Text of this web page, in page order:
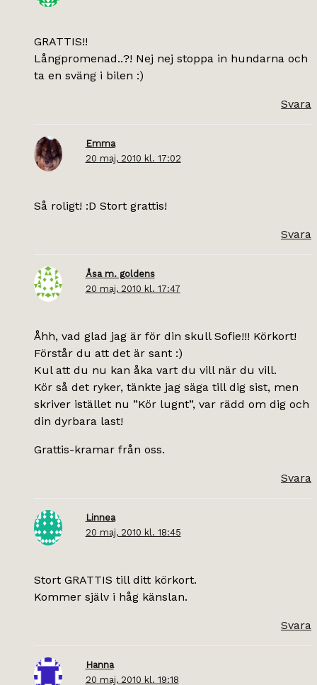
GRATTIS!!
Långpromenad..?! Nej nej stoppa in hundarna och
ta en sväng i bilen :)
Svara
Emma
20 maj, 2010 kl. 17:02
Så roligt! :D Stort grattis!
Svara
Åsa m. goldens
20 maj, 2010 kl. 17:47
Åhh, vad glad jag är för din skull Sofie!!! Körkort!
Förstår du att det är sant :)
Kul att du nu kan åka vart du vill när du vill.
Kör så det ryker, tänkte jag säga till dig sist, men
skriver istället nu ”Kör lugnt”, var rädd om dig och
din dyrbara last!
Grattis-kramar från oss.
Svara
Linnea
20 maj, 2010 kl. 18:45
Stort GRATTIS till ditt körkort.
Kommer själv i håg känslan.
Svara
Hanna
20 maj, 2010 kl. 19:18